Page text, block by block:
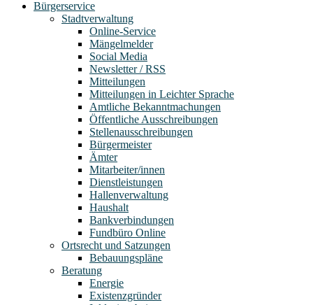
Bürgerservice
Stadtverwaltung
Online-Service
Mängelmelder
Social Media
Newsletter / RSS
Mitteilungen
Mitteilungen in Leichter Sprache
Amtliche Bekanntmachungen
Öffentliche Ausschreibungen
Stellenausschreibungen
Bürgermeister
Ämter
Mitarbeiter/innen
Dienstleistungen
Hallenverwaltung
Haushalt
Bankverbindungen
Fundbüro Online
Ortsrecht und Satzungen
Bebauungspläne
Beratung
Energie
Existenzgründer